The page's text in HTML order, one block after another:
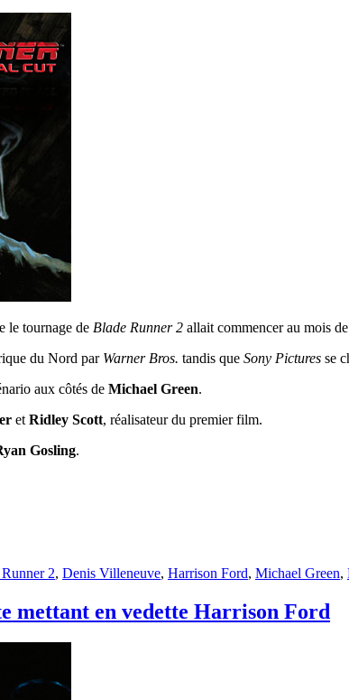
le tournage de Blade Runner 2 allait commencer au mois
du Nord par Warner Bros. tandis que Sony Pictures se
aux côtés de Michael Green.
et Ridley Scott, réalisateur du premier film.
Gosling.
2, Denis Villeneuve, Harrison Ford, Michael Green,
mettant en vedette Harrison Ford